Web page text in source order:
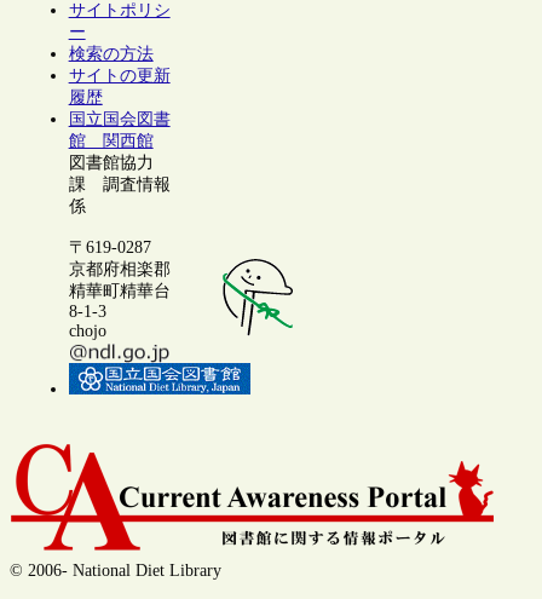
サイトポリシ
ー
検索の方法
サイトの更新
履歴
国立国会図書
館 関西館
図書館協力
課 調査情報
係
〒619-0287
京都府相楽郡
精華町精華台
8-1-3
chojo
© 2006- National Diet Library